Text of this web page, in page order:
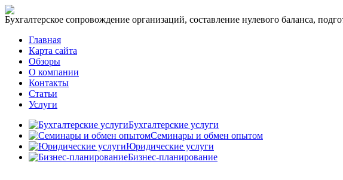
Бухгалтерское сопровождение организаций, составление нулевого баланса,
Главная
Карта сайта
Обзоры
О компании
Контакты
Статьи
Услуги
Бухгалтерские услуги
Семинары и обмен опытом
Юридические услуги
Бизнес-планирование